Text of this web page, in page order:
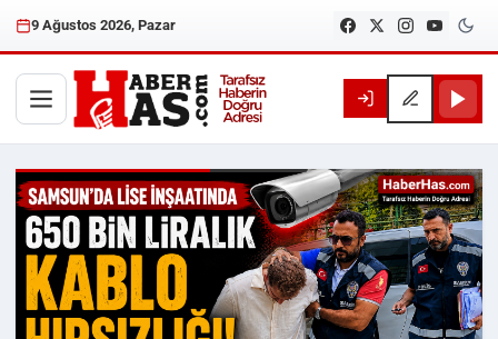
9 Ağustos 2026, Pazar
Haberhas — Samsun Son